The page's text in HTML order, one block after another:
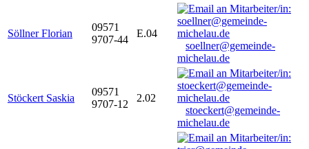
Söllner Florian
09571
9707-44
E.04
soellner@gemeinde-
michelau.de
Stöckert Saskia
09571
9707-12
2.02
stoeckert@gemeinde-
michelau.de